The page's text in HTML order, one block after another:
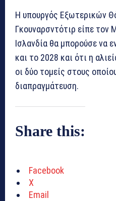
Η υπουργός Εξωτερικών
Γκουναρσντότιρ είπε τον
Ισλανδία θα μπορούσε να
και το 2028 και ότι η
οι δύο τομείς στους
διαπραγμάτευση.
Share this:
Facebook
X
Email